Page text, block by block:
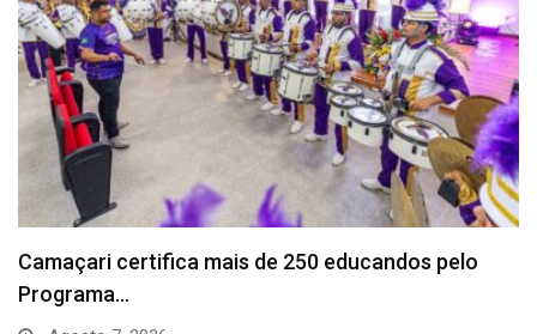
Camaçari certifica mais de 250 educandos pelo
Programa…